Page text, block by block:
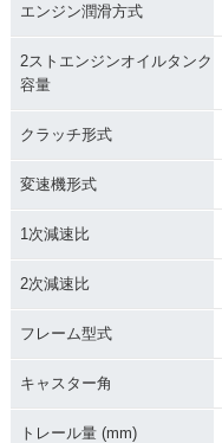
エンジン潤滑方式
2ストエンジンオイルタンク
容量
クラッチ形式
変速機形式
1次減速比
2次減速比
フレーム型式
キャスター角
トレール量 (mm)